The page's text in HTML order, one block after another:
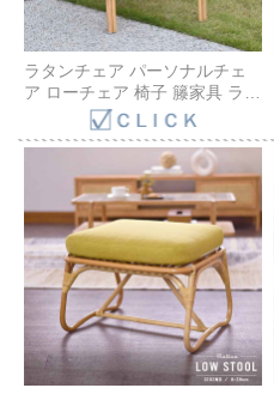
ラタンチェア パーソナルチェ
ア ローチェア 椅子 籐家具 ラタ
ン ハンドメイド 1人掛け ソフ
ァ 籐椅子 籐 アジアン ナチュラ
D1291NX